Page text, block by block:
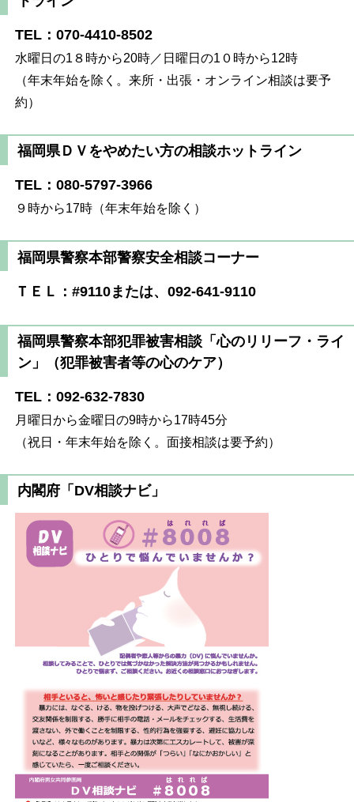
TEL：070-4410-8502
水曜日の1８時から20時／日曜日の1０時から12時
（年末年始を除く。来所・出張・オンライン相談は要予
約）
福岡県ＤＶをやめたい方の相談ホットライン
TEL：080-5797-3966
９時から17時（年末年始を除く）
福岡県警察本部警察安全相談コーナー
ＴＥＬ：#9110または、092-641-9110
福岡県警察本部犯罪被害相談「心のリリーフ・ライ
ン」（犯罪被害者等の心のケア）
TEL：092-632-7830
月曜日から金曜日の9時から17時45分
（祝日・年末年始を除く。面接相談は要予約）
内閣府「DV相談ナビ」